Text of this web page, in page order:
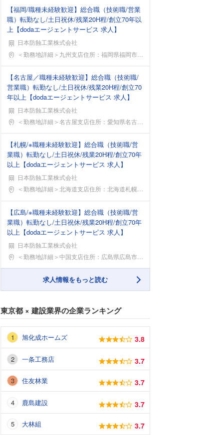
【福岡/職種未経験歓迎】総合職（技術職/営業
職）転勤なし/土日祝休/残業20H程/創立70年以
上【dodaエージェントサービス 求人】
日本防蝕工業株式会社
勤務地＜勤務地詳細＞九州支店住所：福岡県福岡市中央区大宮
【名古屋／職種未経験歓迎】総合職（技術職/
営業職）転勤なし/土日祝休/残業20H程/創立70
年以上【dodaエージェントサービス 求人】
日本防蝕工業株式会社
勤務地＜勤務地詳細＞名古屋支店住所：愛知県名古屋市千種区
【札幌/※職種未経験歓迎】総合職（技術職/営
業職）転勤なし/土日祝休/残業20H程/創立70年
以上【dodaエージェントサービス 求人】
日本防蝕工業株式会社
勤務地＜勤務地詳細＞北海道支店住所：北海道札幌市北区北七
【広島/※職種未経験歓迎】総合職（技術職/営
業職）転勤なし/土日祝休/残業20H程/創立70年
以上【dodaエージェントサービス 求人】
日本防蝕工業株式会社
勤務地＜勤務地詳細＞中国支店住所：広島県広島市中区大手町
求人情報をもっと読む
東京都 × 建設業界の企業ランキング
旭化成ホームズ 3.8
一条工務店 3.7
住友林業 3.7
鹿島建設 3.7
大林組 3.7